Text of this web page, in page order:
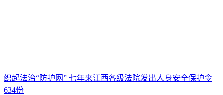
织起法治“防护网” 七年来江西各级法院发出人身安全保护令
634份